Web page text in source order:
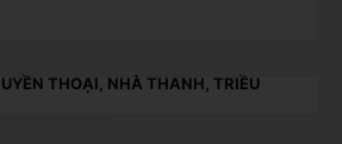
THOẠI, NHÀ THANH, TRIỀU